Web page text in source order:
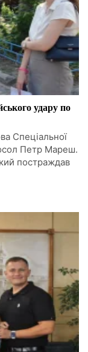
удару по
Спеціальної
Петр Мареш.
постраждав